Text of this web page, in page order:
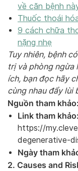
về căn bệnh
Thuốc thoái
9 cách chữa
nặng nhẹ
Tuy nhiên, bệnh
trị và phòng ngừa
ích, bạn đọc hãy
cùng nhau đẩy lùi
Nguồn tham khảo:
Link tham khảo:
https://
degenerative-
Ngày tham
2. Causes and